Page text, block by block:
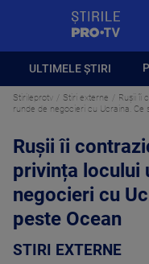
ULTIMELE ȘTIRI
Stirileprotv Stiri externe
Rușii îi
runde de negocieri cu Ucraina. Ce
Rușii îi
privința locului
negocieri cu
peste Ocean
STIRI EXTERNE